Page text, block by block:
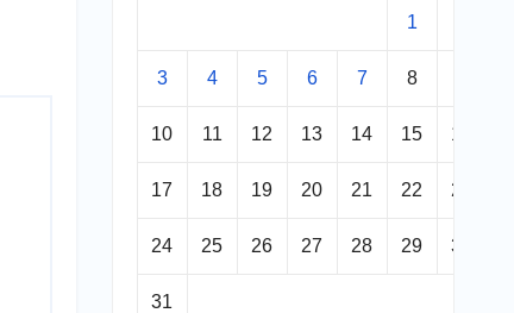
1
3 4 5 6 7 8
10 11 12 13 14 15 16
17 18 19 20 21 22 23
24 25 26 27 28 29 30
31